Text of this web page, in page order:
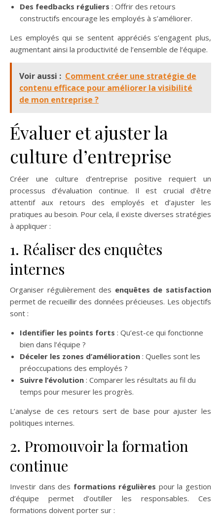
Des feedbacks réguliers : Offrir des retours
constructifs encourage les employés à s’améliorer.
Les employés qui se sentent appréciés s’engagent plus,
augmentant ainsi la productivité de l’ensemble de l’équipe.
Voir aussi : Comment créer une stratégie de
contenu efficace pour améliorer la visibilité
de mon entreprise ?
Évaluer et ajuster la
culture d’entreprise
Créer une culture d’entreprise positive requiert un
processus d’évaluation continue. Il est crucial d’être
attentif aux retours des employés et d’ajuster les
pratiques au besoin. Pour cela, il existe diverses stratégies
à appliquer :
1. Réaliser des enquêtes
internes
Organiser régulièrement des enquêtes de satisfaction
permet de recueillir des données précieuses. Les objectifs
sont :
Identifier les points forts : Qu’est-ce qui fonctionne
bien dans l’équipe ?
Déceler les zones d’amélioration : Quelles sont les
préoccupations des employés ?
Suivre l’évolution : Comparer les résultats au fil du
temps pour mesurer les progrès.
L’analyse de ces retours sert de base pour ajuster les
politiques internes.
2. Promouvoir la formation
continue
Investir dans des formations régulières pour la gestion
d’équipe permet d’outiller les responsables. Ces
formations doivent porter sur :